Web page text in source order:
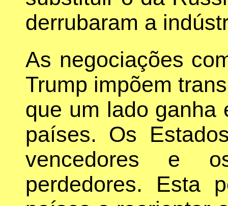
derrubaram a
As negociações
Trump impõem
que um lado ganha
países. Os
vencedores e
perdedores. Esta